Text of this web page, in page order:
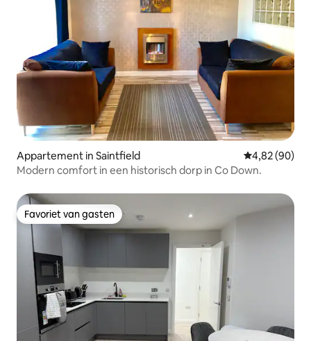
Appartement in Saintfield Gemiddelde
4,82 (90)
Modern comfort in een historisch dorp in Co Down.
Favoriet van gasten
Favoriet van gasten